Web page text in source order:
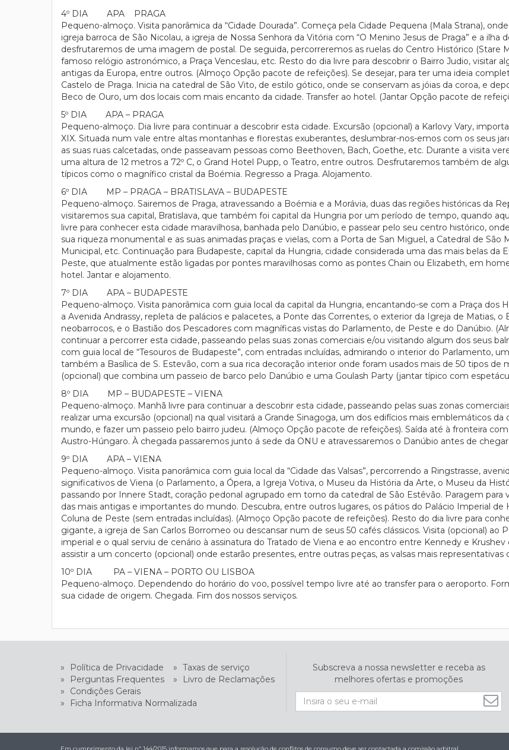
4º DIA APA PRAGA
Pequeno-almoço. Visita panorâmica da “Cidade Dourada”. Começa pela Cidade Pequena (Mala Strana),
igreja barroca de São Nicolau, a igreja de Nossa Senhora da Vitória com “O Menino Jesus de Praga” e a
desfrutaremos de uma imagem de postal. De seguida, percorreremos as ruelas do Centro Histórico (Stare
famoso relógio astronómico, a Praça Venceslau, etc. Resto do dia livre para descobrir o Bairro Judio, visitar
antigas da Europa, entre outros. (Almoço Opção pacote de refeições). Se desejar, para ter uma ideia
Castelo de Praga. Inicia na catedral de São Vito, de estilo gótico, onde se conservam as jóias da coroa, e
Beco de Ouro, um dos locais com mais encanto da cidade. Transfer ao hotel. (Jantar Opção pacote de
5º DIA APA – PRAGA
Pequeno-almoço. Dia livre para continuar a descobrir esta cidade. Excursão (opcional) a Karlovy Vary,
XIX. Situada num vale entre altas montanhas e florestas exuberantes, deslumbrar-nos-emos com os seus
as suas ruas calcetadas, onde passeavam pessoas como Beethoven, Bach, Goethe, etc. Durante a visita
uma altura de 12 metros a 72º C, o Grand Hotel Pupp, o Teatro, entre outros. Desfrutaremos também de
típicos como o magnífico cristal da Boémia. Regresso a Praga. Alojamento.
6º DIA MP – PRAGA – BRATISLAVA – BUDAPESTE
Pequeno-almoço. Sairemos de Praga, atravessando a Boémia e a Morávia, duas das regiões históricas da
visitaremos sua capital, Bratislava, que também foi capital da Hungria por um período de tempo, quando
livre para conhecer esta cidade maravilhosa, banhada pelo Danúbio, e passear pelo seu centro histórico,
sua riqueza monumental e as suas animadas praças e vielas, com a Porta de San Miguel, a Catedral de São
Municipal, etc. Continuação para Budapeste, capital da Hungria, cidade considerada uma das mais belas da
Peste, que atualmente estão ligadas por pontes maravilhosas como as pontes Chain ou Elizabeth, em
hotel. Jantar e alojamento.
7º DIA APA – BUDAPESTE
Pequeno-almoço. Visita panorâmica com guia local da capital da Hungria, encantando-se com a Praça dos
a Avenida Andrassy, repleta de palácios e palacetes, a Ponte das Correntes, o exterior da Igreja de Matias,
neobarrocos, e o Bastião dos Pescadores com magníficas vistas do Parlamento, de Peste e do Danúbio.
continuar a percorrer esta cidade, passeando pelas suas zonas comerciais e/ou visitando algum dos seus
com guia local de “Tesouros de Budapeste”, com entradas incluídas, admirando o interior do Parlamento,
também a Basílica de S. Estevão, com a sua rica decoração interior onde foram usados mais de 50 tipos de
(opcional) que combina um passeio de barco pelo Danúbio e uma Goulash Party (jantar típico com
8º DIA MP – BUDAPESTE – VIENA
Pequeno-almoço. Manhã livre para continuar a descobrir esta cidade, passeando pelas suas zonas
realizar uma excursão (opcional) na qual visitará a Grande Sinagoga, um dos edifícios mais emblemáticos
mundo, e fazer um passeio pelo bairro judeu. (Almoço Opção pacote de refeições). Saída até à fronteira
Austro-Húngaro. À chegada passaremos junto á sede da ONU e atravessaremos o Danúbio antes de
9º DIA APA – VIENA
Pequeno-almoço. Visita panorâmica com guia local da “Cidade das Valsas”, percorrendo a Ringstrasse,
significativos de Viena (o Parlamento, a Ópera, a Igreja Votiva, o Museu da História da Arte, o Museu da
passando por Innere Stadt, coração pedonal agrupado em torno da catedral de São Estêvão. Paragem
das mais antigas e importantes do mundo. Descubra, entre outros lugares, os pátios do Palácio Imperial de
Coluna de Peste (sem entradas incluídas). (Almoço Opção pacote de refeições). Resto do dia livre para
gigante, a igreja de San Carlos Borromeo ou descansar num de seus 50 cafés clássicos. Visita (opcional) ao
imperial e o qual serviu de cenário à assinatura do Tratado de Viena e ao encontro entre Kennedy e
assistir a um concerto (opcional) onde estarão presentes, entre outras peças, as valsas mais
10º DIA PA – VIENA – PORTO OU LISBOA
Pequeno-almoço. Dependendo do horário do voo, possível tempo livre até ao transfer para o aeroporto.
sua cidade de origem. Chegada. Fim dos nossos serviços.
» Política de Privacidade » Taxas de serviço
»
Perguntas Frequentes »
Livro de Reclamações
»
Condições Gerais
»
Ficha Informativa Normalizada
Subscreva a nossa newsletter e receba as
melhores ofertas e promoções